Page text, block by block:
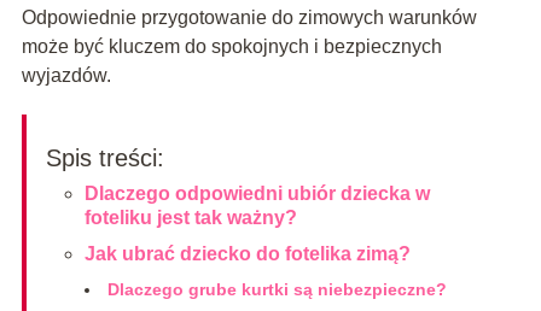
Odpowiednie przygotowanie do zimowych warunków
może być kluczem do spokojnych i bezpiecznych
wyjazdów.
Spis treści:
Dlaczego odpowiedni ubiór dziecka w
foteliku jest tak ważny?
Jak ubrać dziecko do fotelika zimą?
Dlaczego grube kurtki są niebezpieczne?